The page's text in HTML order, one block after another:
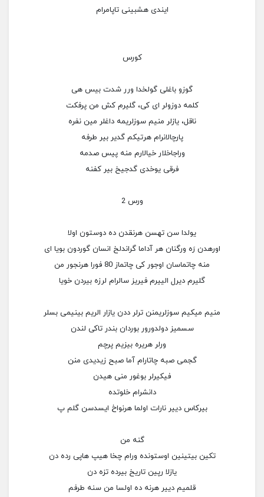
ایندی هشبینی تاپامرام
کورس
گوزو باغلی گولخدا ورر شدت بیس هی
کلمه دوزولر ای کی، گلیرم کش من پرفکت
ناقل، یازلر منیم سوزلریمه داغلر مین نفره
پارچالانرام هرتیکم گدیر بیر طرفه
وراجاخلار خیالارم منه پیس صدمه
فرقی یوخدی گدجیخ بیر کفنه
ورس 2
یولدا سن تهسن هرنقدن ده دوستون اولا
اورهدن رَه ورگنان هر آداما گراندلخ انسان گوردون بویا ای
منه چاتماسان اوجور کی چاتماز 80 فورا هرنجور من
گلیرم دیرل الییرم فیریز سالرام لرزه بیردن خویا
منیم میکیم سوزلریمنن ترلر ددن یازار الریم بینیمی بسلر
سسمیز دولدورور بوردان بندر تاکی لندن
ورلر هریره بیزیم پرچم
گجمی صبه چاتارام آما صبح زیدیدی منن
فیکیرلر بوغور منی هیدن
دانشرام خلوتده
بیرکاس دییر نارات اولما هرنواخ ایسدسن گلم پ
گنه من
تکین بیتینین اوستونده ورام چخا هیپ هاپی رده دن
یازلا رپین تاریخ بیرده تزه دن
قلمیم دییر هرنه ده اولسا من سنه طرفم